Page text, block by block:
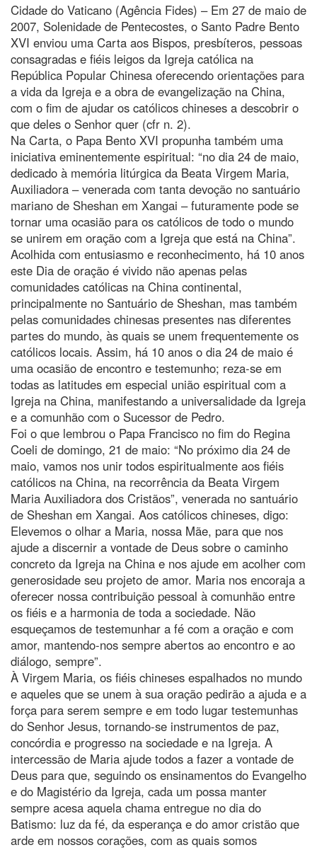
Cidade do Vaticano (Agência Fides) – Em 27 de maio de
2007, Solenidade de Pentecostes, o Santo Padre Bento
XVI enviou uma Carta aos Bispos, presbíteros, pessoas
consagradas e fiéis leigos da Igreja católica na
República Popular Chinesa oferecendo orientações para
a vida da Igreja e a obra de evangelização na China,
com o fim de ajudar os católicos chineses a descobrir o
que deles o Senhor quer (cfr n. 2).
Na Carta, o Papa Bento XVI propunha também uma
iniciativa eminentemente espiritual: “no dia 24 de maio,
dedicado à memória litúrgica da Beata Virgem Maria,
Auxiliadora – venerada com tanta devoção no santuário
mariano de Sheshan em Xangai – futuramente pode se
tornar uma ocasião para os católicos de todo o mundo
se unirem em oração com a Igreja que está na China”.
Acolhida com entusiasmo e reconhecimento, há 10 anos
este Dia de oração é vivido não apenas pelas
comunidades católicas na China continental,
principalmente no Santuário de Sheshan, mas também
pelas comunidades chinesas presentes nas diferentes
partes do mundo, às quais se unem frequentemente os
católicos locais. Assim, há 10 anos o dia 24 de maio é
uma ocasião de encontro e testemunho; reza-se em
todas as latitudes em especial união espiritual com a
Igreja na China, manifestando a universalidade da Igreja
e a comunhão com o Sucessor de Pedro.
Foi o que lembrou o Papa Francisco no fim do Regina
Coeli de domingo, 21 de maio: “No próximo dia 24 de
maio, vamos nos unir todos espiritualmente aos fiéis
católicos na China, na recorrência da Beata Virgem
Maria Auxiliadora dos Cristãos”, venerada no santuário
de Sheshan em Xangai. Aos católicos chineses, digo:
Elevemos o olhar a Maria, nossa Mãe, para que nos
ajude a discernir a vontade de Deus sobre o caminho
concreto da Igreja na China e nos ajude em acolher com
generosidade seu projeto de amor. Maria nos encoraja a
oferecer nossa contribuição pessoal à comunhão entre
os fiéis e a harmonia de toda a sociedade. Não
esqueçamos de testemunhar a fé com a oração e com
amor, mantendo-nos sempre abertos ao encontro e ao
diálogo, sempre”.
À Virgem Maria, os fiéis chineses espalhados no mundo
e aqueles que se unem à sua oração pedirão a ajuda e a
força para serem sempre e em todo lugar testemunhas
do Senhor Jesus, tornando-se instrumentos de paz,
concórdia e progresso na sociedade e na Igreja. A
intercessão de Maria ajude todos a fazer a vontade de
Deus para que, seguindo os ensinamentos do Evangelho
e do Magistério da Igreja, cada um possa manter
sempre acesa aquela chama entregue no dia do
Batismo: luz da fé, da esperança e do amor cristão que
arde em nossos corações, com as quais somos